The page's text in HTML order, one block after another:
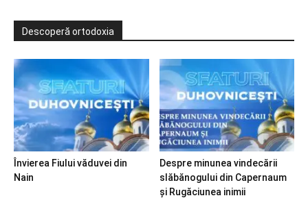
Descoperă ortodoxia
Învierea Fiului văduvei din
Nain
Despre minunea vindecării
slăbănogului din Capernaum
și Rugăciunea inimii